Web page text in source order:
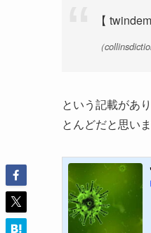
【
（
という記載があ
とんどだと思い